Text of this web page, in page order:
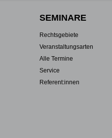
SEMINARE
Rechtsgebiete
Veranstaltungsarten
Alle Termine
Service
Referent:innen